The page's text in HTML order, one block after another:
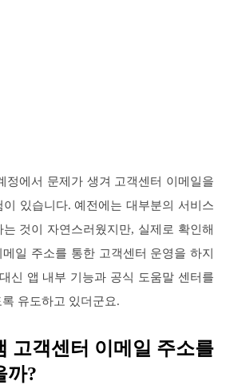
정에서 문제가 생겨 고객센터 이메일을
있습니다. 예전에는 대부분의 서비스
것이 자연스러웠지만, 실제로 확인해
일 주소를 통한 고객센터 운영을 하지
신 앱 내부 기능과 공식 도움말 센터를
유도하고 있더군요.
고객센터 이메일 주소를
까?